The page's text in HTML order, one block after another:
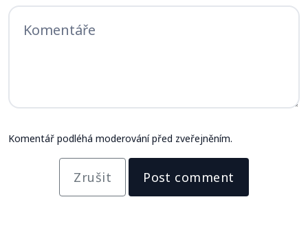
Komentář podléhá moderování před zveřejněním.
Zrušit Post comment